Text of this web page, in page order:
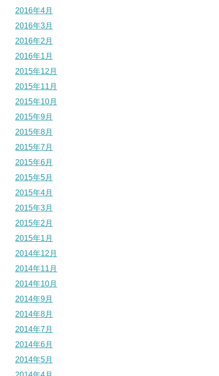
2016年4月
2016年3月
2016年2月
2016年1月
2015年12月
2015年11月
2015年10月
2015年9月
2015年8月
2015年7月
2015年6月
2015年5月
2015年4月
2015年3月
2015年2月
2015年1月
2014年12月
2014年11月
2014年10月
2014年9月
2014年8月
2014年7月
2014年6月
2014年5月